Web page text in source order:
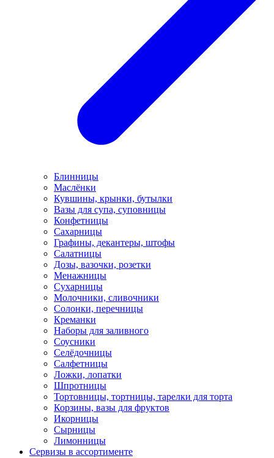
Блинницы
Маслёнки
Кувшины, крынки, бутылки
Вазы для супа, суповницы
Конфетницы
Сахарницы
Графины, декантеры, штофы
Салатницы
Дозы, вазочки, розетки
Менажницы
Сухарницы
Молочники, сливочники
Солонки, перечницы
Креманки
Наборы для заливного
Соусники
Селёдочницы
Салфетницы
Ложки, лопатки
Шпротницы
Тортовницы, тортницы, тарелки для торта
Корзины, вазы для фруктов
Икорницы
Сырницы
Лимонницы
Сервизы в ассортименте